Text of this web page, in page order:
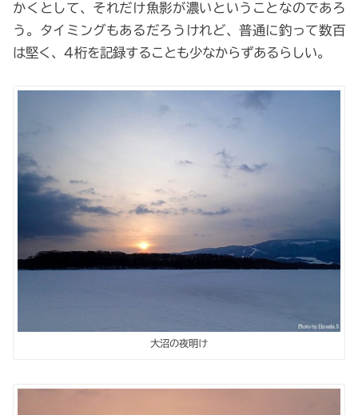
かくとして、それだけ魚影が濃いということなのであろ
う。タイミングもあるだろうけれど、普通に釣って数百
は堅く、4桁を記録することも少なからずあるらしい。
大沼の夜明け